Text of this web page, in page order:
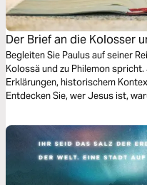
Der Brief an die Kolosser
Begleiten Sie Paulus auf seiner
Kolossä und zu Philemon
Erklärungen, historischem
Entdecken Sie, wer Jesus ist,
Schritt die Fülle, die in Christus
Kraft zu gestalten. **HINWEIS:** Dieser Inhalt enthält sensible Themen, die
manche Leser als schwierig
Ausbeutung]. Bitte seien Sie